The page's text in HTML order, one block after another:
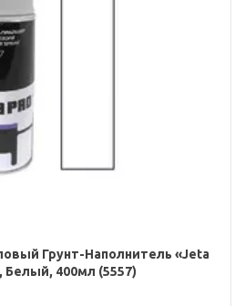
Грунт-Наполнитель «Jeta
Белый, 400мл (5557)